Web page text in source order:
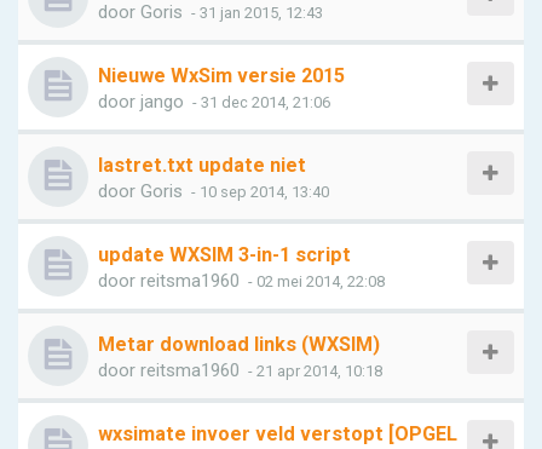
door Goris - 31 jan 2015, 12:43
Nieuwe WxSim versie 2015
door jango - 31 dec 2014, 21:06
lastret.txt update niet
door Goris - 10 sep 2014, 13:40
update WXSIM 3-in-1 script
door reitsma1960 - 02 mei 2014, 22:08
Metar download links (WXSIM)
door reitsma1960 - 21 apr 2014, 10:18
wxsimate invoer veld verstopt [OPGEL